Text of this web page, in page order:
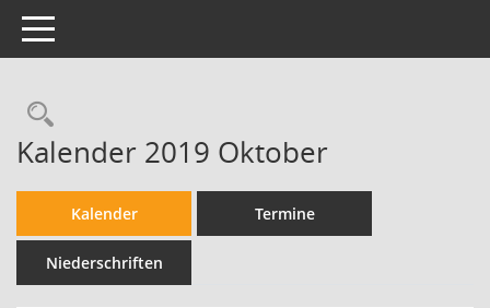
Toggle navigation
Kalender 2019 Oktober
Kalender Termine
Niederschriften